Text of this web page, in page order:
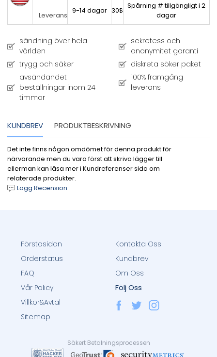
Leverans
9-14 dagar 30$
Spårning # tillgängligt i 2
dagar
sändning över hela
världen
trygg och säker
avsändandet
beställningar inom 24
timmar
sekretess och
anonymitet garanti
diskreta söker paket
100% framgång
leverans
KUNDBREV PRODUKTBESKRIVNING
Det inte finns någon omdömet för denna produkt för
närvarande men du vara först att skriva lägger till
ellerman kan läsa mer i Kundreferenser sida om
relaterade produkter.
Lägg Recension
Förstasidan
Orderstatus
FAQ
Kontakta Oss
Kundbrev
Om Oss
Vår Policy
Villkor&Avtal
Sitemap
Följ Oss
Säkert Betalningsprocessen